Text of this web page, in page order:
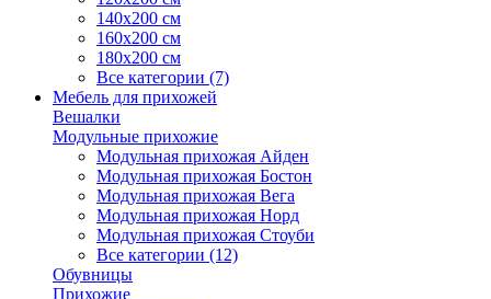
140х200 см
160х200 см
180х200 см
Все категории (7)
Мебель для прихожей
Вешалки
Модульные прихожие
Модульная прихожая Айден
Модульная прихожая Бостон
Модульная прихожая Вега
Модульная прихожая Норд
Модульная прихожая Стоуби
Все категории (12)
Обувницы
Прихожие